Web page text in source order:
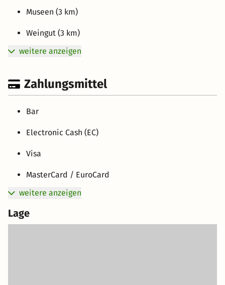
Museen (3 km)
Weingut (3 km)
weitere anzeigen
Zahlungsmittel
Bar
Electronic Cash (EC)
Visa
MasterCard / EuroCard
weitere anzeigen
Lage